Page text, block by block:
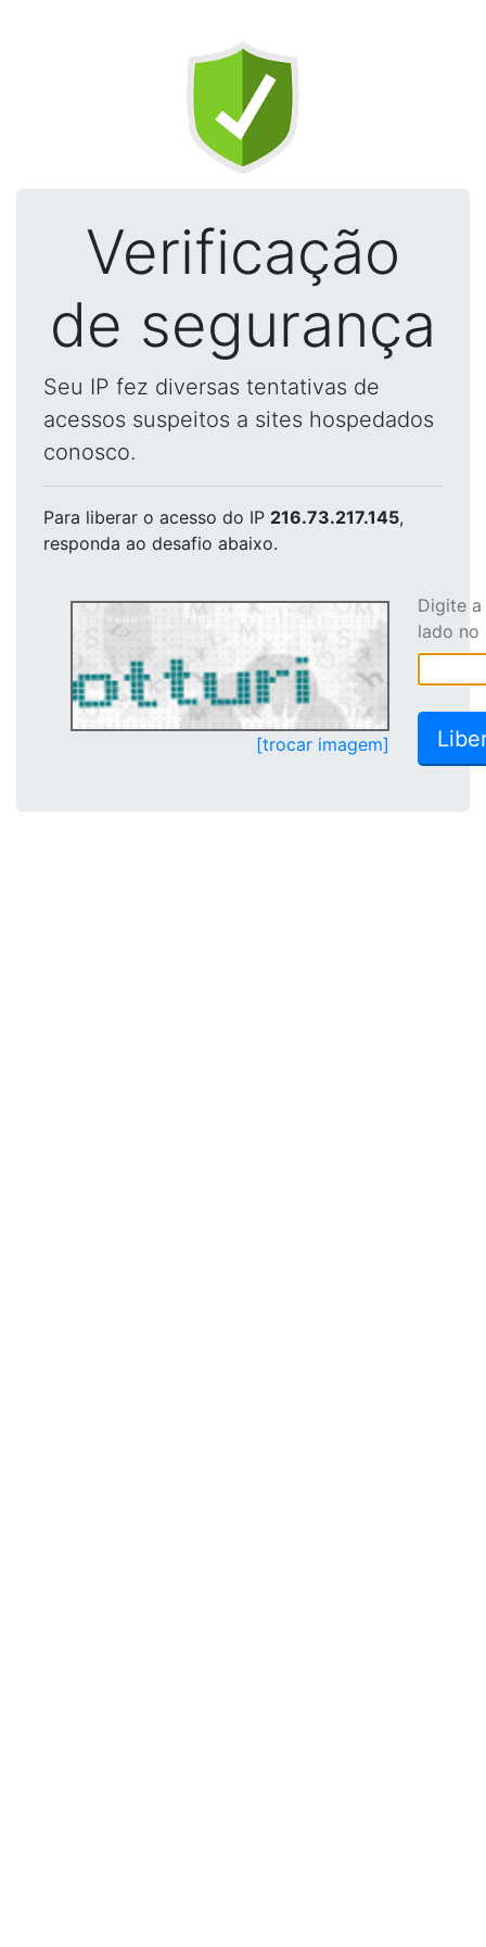
Verificação
de segurança
Seu IP fez diversas tentativas de
acessos suspeitos a sites hospedados
conosco.
Para liberar o acesso do IP 216.73.217.145,
responda ao desafio abaixo.
[trocar imagem]
Digite
lado no